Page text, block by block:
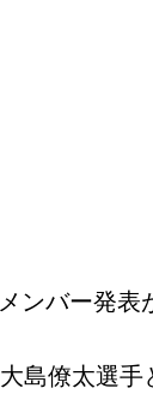
ンバー発表
島僚太選